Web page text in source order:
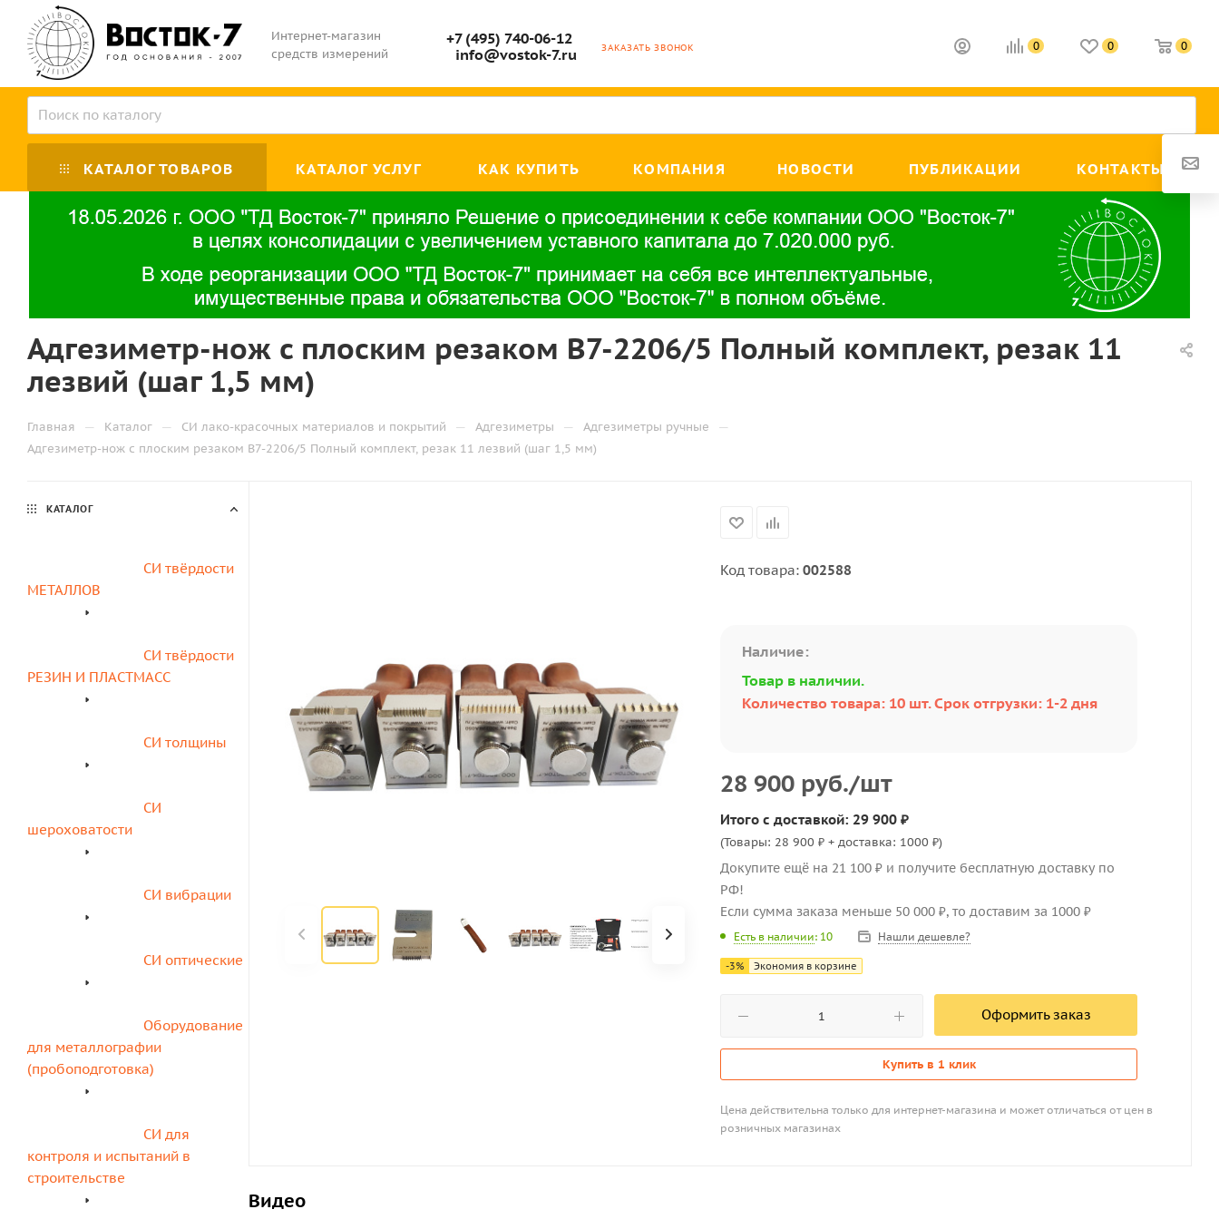
Интернет-магазин
средств измерений
+7 (495) 740-06-12
info@vostok-7.ru
ЗАКАЗАТЬ ЗВОНОК 0 0 0
КАТАЛОГ ТОВАРОВ КАТАЛОГ УСЛУГ КАК КУПИТЬ КОМПАНИЯ НОВОСТИ ПУБЛИКАЦИИ КОНТАКТЫ
Адгезиметр-нож с плоским резаком В7-2206/5 Полный комплект, резак 11
лезвий (шаг 1,5 мм)
Главная — Каталог — СИ лако-красочных материалов и покрытий — Адгезиметры — Адгезиметры ручные —
Адгезиметр-нож с плоским резаком В7-2206/5 Полный комплект, резак 11 лезвий (шаг 1,5 мм)
Код товара: 002588
Наличие:
Товар в наличии.
Количество товара: 10 шт. Срок отгрузки: 1-2 дня
28 900 руб./шт
Итого с доставкой: 29 900 ₽
(Товары: 28 900 ₽ + доставка: 1000 ₽)
Докупите ещё на 21 100 ₽ и получите бесплатную доставку по
РФ!
Если сумма заказа меньше 50 000 ₽, то доставим за 1000 ₽
Есть в наличии: 10 Нашли дешевле?
-3% Экономия в корзине
Оформить заказ
Купить в 1 клик
Цена действительна только для интернет-магазина и может отличаться от цен в
розничных магазинах
Видео
КАТАЛОГ
СИ твёрдости
МЕТАЛЛОВ
СИ твёрдости
РЕЗИН И ПЛАСТМАСС
СИ толщины
СИ
шероховатости
СИ вибрации
СИ оптические
Оборудование
для металлографии
(пробоподготовка)
СИ для
контроля и испытаний в
строительстве